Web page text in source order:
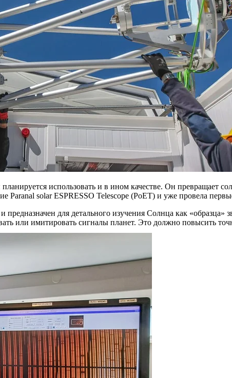
использовать и в ином качестве. Он превращает
solar ESPRESSO Telescope (PoET) и уже провела
предназначен для детального изучения Солнца как
или имитировать сигналы планет. Это должно повысить